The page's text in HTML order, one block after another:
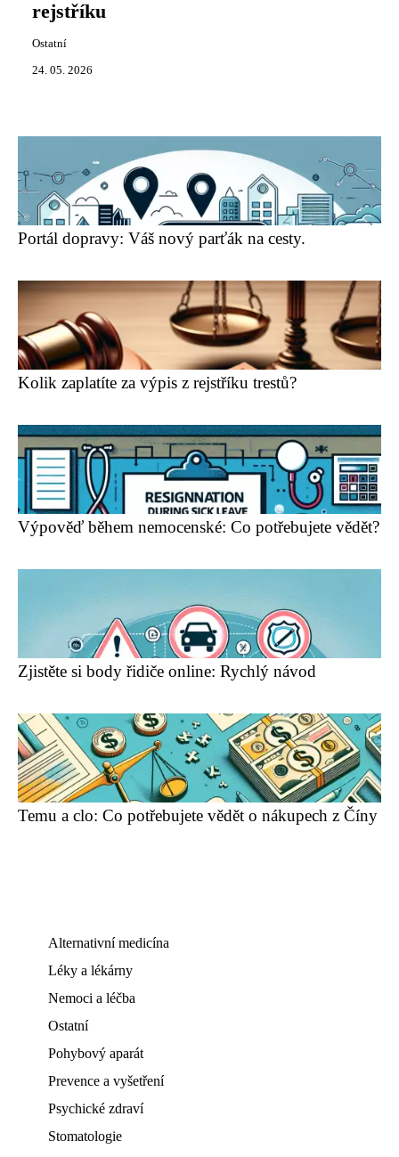
rejstříku
Ostatní
24. 05. 2026
Portál dopravy: Váš nový parťák na cesty.
Kolik zaplatíte za výpis z rejstříku trestů?
Výpověď během nemocenské: Co potřebujete vědět?
Zjistěte si body řidiče online: Rychlý návod
Temu a clo: Co potřebujete vědět o nákupech z Číny
Alternativní medicína
Léky a lékárny
Nemoci a léčba
Ostatní
Pohybový aparát
Prevence a vyšetření
Psychické zdraví
Stomatologie